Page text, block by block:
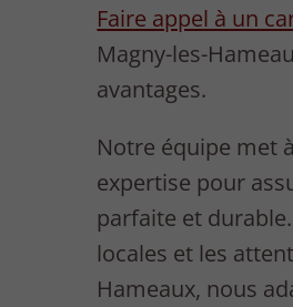
Faire appel à un
Magny-les-
avantages.
Notre équipe met
expertise pour
parfaite et
locales et les
Hameaux, nous